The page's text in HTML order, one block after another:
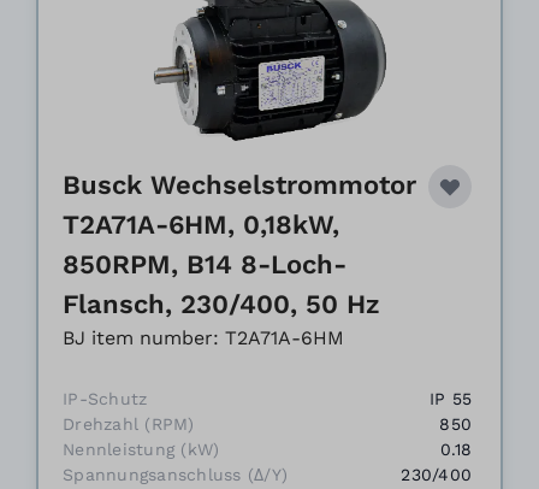
Busck Wechselstrommotor
T2A71A-6HM, 0,18kW,
850RPM, B14 8-Loch-
Flansch, 230/400, 50 Hz
BJ item number: T2A71A-6HM
IP-Schutz
IP 55
Drehzahl (RPM)
850
Nennleistung (kW)
0.18
Spannungsanschluss (Δ/Y)
230/400